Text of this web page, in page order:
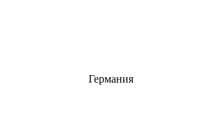
Германия